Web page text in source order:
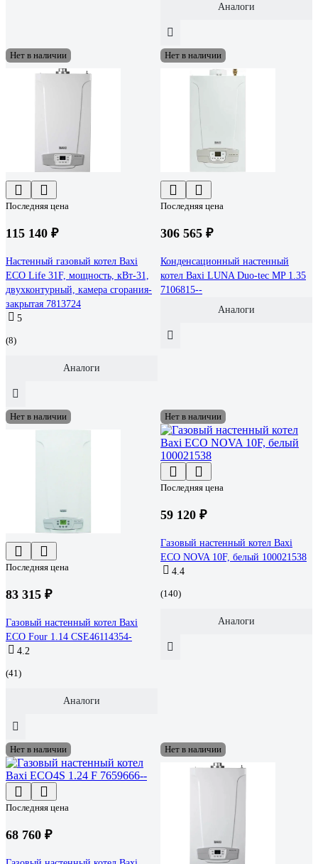
Аналоги
Нет в наличии
Последняя цена
115 140 ₽
Настенный газовый котел Baxi
ECO Life 31F, мощность, кВт-31,
двухконтурный, камера сгорания-
закрытая 7813724
5
(8)
Аналоги
Нет в наличии
Последняя цена
306 565 ₽
Конденсационный настенный
котел Baxi LUNA Duo-tec MP 1.35
7106815--
Аналоги
Нет в наличии
Последняя цена
83 315 ₽
Газовый настенный котел Baxi
ECO Four 1.14 CSE46114354-
4.2
(41)
Аналоги
Нет в наличии
Последняя цена
59 120 ₽
Газовый настенный котел Baxi
ECO NOVA 10F, белый 100021538
4.4
(140)
Аналоги
Нет в наличии
Последняя цена
68 760 ₽
Нет в наличии